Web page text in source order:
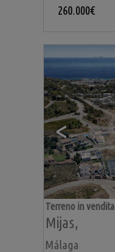
260.000€
<
Mijas,
Málaga
Terreno in vendita